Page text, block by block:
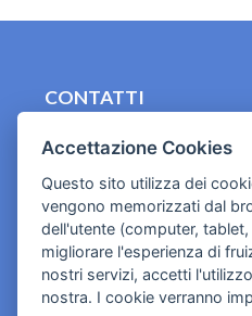
CONTATTI
Cookies e informativa
Accettazione Cookies
Questo sito utilizza dei
vengono memorizzati dal
dell'utente (computer,
migliorare l'esperienza di
nostri servizi, accetti
nostra. I cookie verranno